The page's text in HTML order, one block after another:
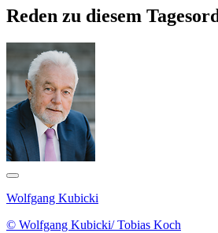
Reden zu diesem
Wolfgang Kubicki
© Wolfgang Kubicki/ Tobias Koch